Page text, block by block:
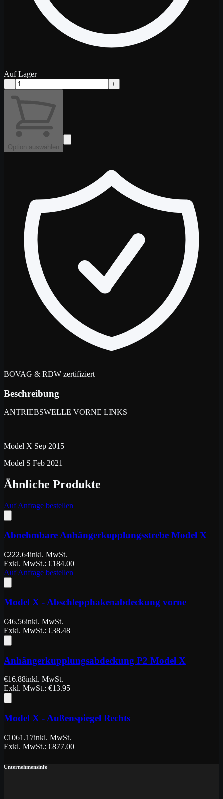
Auf Lager
− +
Option auswählen
BOVAG & RDW zertifiziert
Beschreibung
ANTRIEBSWELLE VORNE LINKS
Model X Sep 2015
Model S Feb 2021
Ähnliche Produkte
Auf Anfrage bestellen
Abnehmbare Anhängerkupplungsstrebe Model X
€222.64inkl. MwSt.
Exkl. MwSt.: €184.00
Auf Anfrage bestellen
Model X - Abschlepphakenabdeckung vorne
€46.56inkl. MwSt.
Exkl. MwSt.: €38.48
Anhängerkupplungsabdeckung P2 Model X
€16.88inkl. MwSt.
Exkl. MwSt.: €13.95
Model X - Außenspiegel Rechts
€1061.17inkl. MwSt.
Exkl. MwSt.: €877.00
Unternehmensinfo